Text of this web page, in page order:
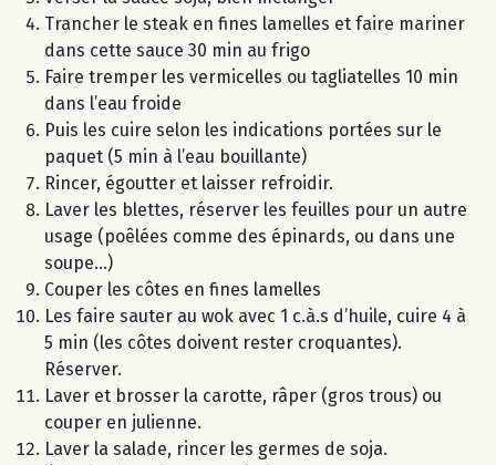
Trancher le steak en fines lamelles et faire mariner
dans cette sauce 30 min au frigo
Faire tremper les vermicelles ou tagliatelles 10 min
dans l’eau froide
Puis les cuire selon les indications portées sur le
paquet (5 min à l’eau bouillante)
Rincer, égoutter et laisser refroidir.
Laver les blettes, réserver les feuilles pour un autre
usage (poêlées comme des épinards, ou dans une
soupe...)
Couper les côtes en fines lamelles
Les faire sauter au wok avec 1 c.à.s d’huile, cuire 4 à
5 min (les côtes doivent rester croquantes).
Réserver.
Laver et brosser la carotte, râper (gros trous) ou
couper en julienne.
Laver la salade, rincer les germes de soja.